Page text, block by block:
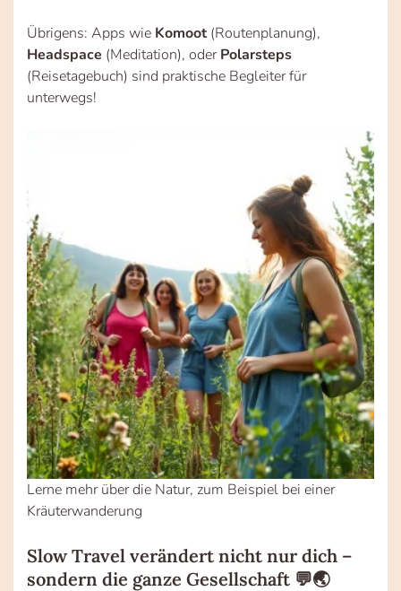
Übrigens: Apps wie Komoot(Routenplanung),
Headspace (Meditation), oderPolarsteps
(Reisetagebuch) sind praktische Begleiter für
unterwegs!
Lerne mehr über die Natur, zum Beispiel bei einer
Kräuterwanderung
Slow Travel verändert nicht nur dich –
sondern die ganze Gesellschaft 💬🌏